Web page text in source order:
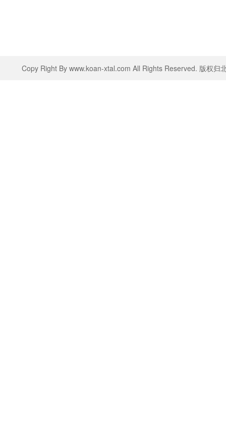
Copy Right By www.koan-xtal.com All Rights Reserved. 版权归